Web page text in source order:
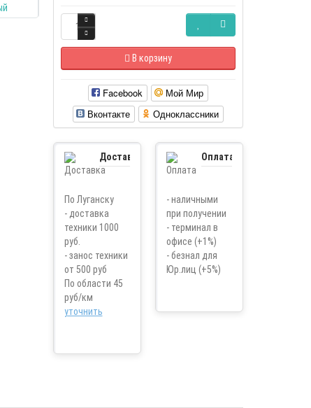
В корзину
Facebook
Мой Мир
Вконтакте
Одноклассники
Доставка
По Луганску
- доставка
техники 1000
руб.
- занос техники
от 500 руб
По области 45
руб/км
уточнить
Оплата
- наличными
при получении
- терминал в
офисе (+1%)
- безнал для
Юр.лиц (+5%)